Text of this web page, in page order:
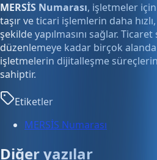
MERSİS Numarası, işletmeler
taşır ve ticari işlemlerin daha
şekilde yapılmasını sağlar.
düzenlemeye kadar birçok
işletmelerin dijitalleşme
sahiptir.
Etiketler
MERSİS Numarası
Diğer yazılar